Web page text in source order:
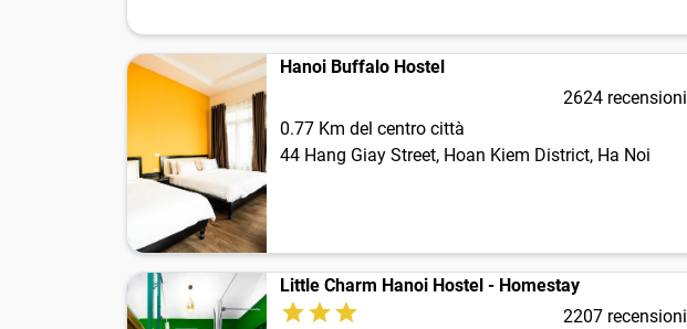
Hanoi Buffalo Hostel
2624 recensioni
0.77 Km del centro città
44 Hang Giay Street, Hoan Kiem District, Ha Noi
Little Charm Hanoi Hostel - Homestay
2207 recensioni